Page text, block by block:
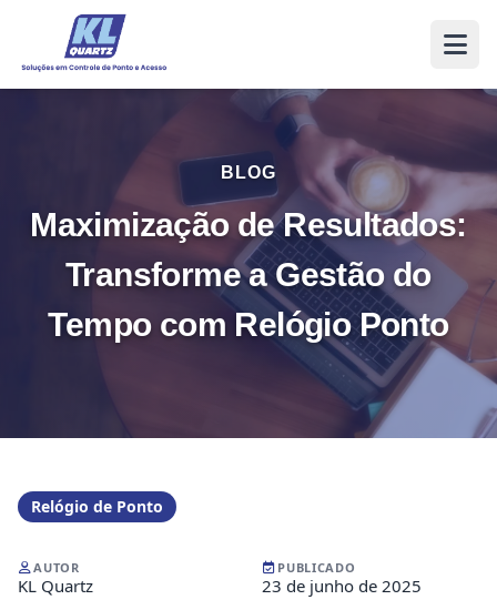
BLOG
Maximização de Resultados:
Transforme a Gestão do
Tempo com Relógio Ponto
Relógio de Ponto
AUTOR
KL Quartz
PUBLICADO
23 de junho de 2025